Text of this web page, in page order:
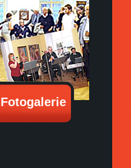
Fotogalerie